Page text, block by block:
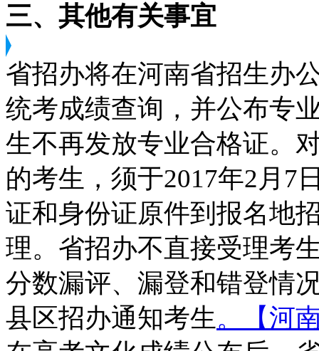
三、其他有关事宜
省招办将在河南省招生办
统考成绩查询，并公布专
生不再发放专业合格证。
的考生，须于2017年2月7
证和身份证原件到报名地
理。省招办不直接受理考
分数漏评、漏登和错登情
县区招办通知考生。【河